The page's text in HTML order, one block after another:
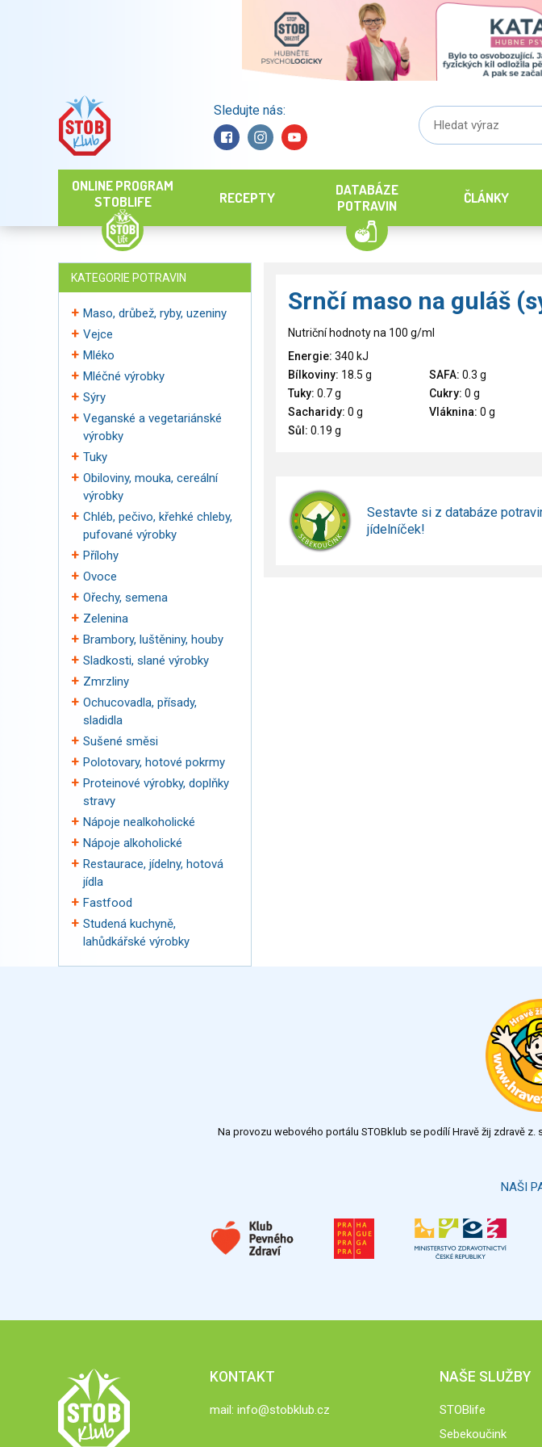
Sledujte nás:
ONLINE PROGRAM
STOBLIFE
RECEPTY
DATABÁZE
POTRAVIN
ČLÁNKY
KATEGORIE POTRAVIN
Maso, drůbež, ryby, uzeniny
Vejce
Mléko
Mléčné výrobky
Sýry
Veganské a vegetariánské
výrobky
Tuky
Obiloviny, mouka, cereální
výrobky
Chléb, pečivo, křehké chleby,
pufované výrobky
Přílohy
Ovoce
Ořechy, semena
Zelenina
Brambory, luštěniny, houby
Sladkosti, slané výrobky
Zmrzliny
Ochucovadla, přísady,
sladidla
Sušené směsi
Polotovary, hotové pokrmy
Proteinové výrobky, doplňky
stravy
Nápoje nealkoholické
Nápoje alkoholické
Restaurace, jídelny, hotová
jídla
Fastfood
Studená kuchyně,
lahůdkářské výrobky
Srnčí maso na guláš
Nutriční hodnoty na 100 g/ml
Energie: 340 kJ
Bílkoviny: 18.5 g SAFA: 0.3 g
Tuky: 0.7 g Cukry: 0 g
Sacharidy: 0 g Vláknina: 0 g
Sůl: 0.19 g
Sestavte si z databáze
jídelníček!
Na provozu webového portálu STOBklub se podílí Hravě žij zdravě
NAŠI
KONTAKT
mail: info@stobklub.cz
NAŠE SLUŽBY
STOBlife
Sebekoučink